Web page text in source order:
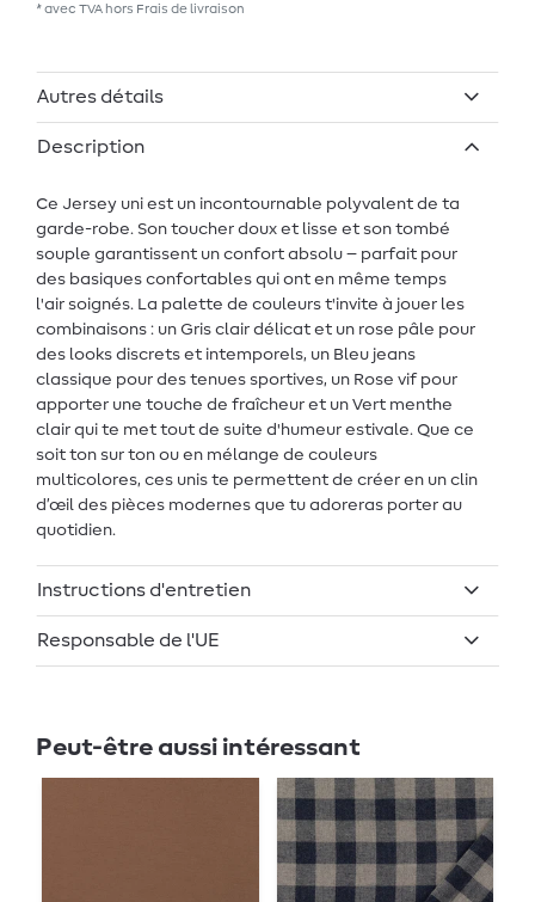
* avec TVA hors Frais de livraison
Autres détails
Description
Ce Jersey uni est un incontournable polyvalent de ta
garde-robe. Son toucher doux et lisse et son tombé
souple garantissent un confort absolu – parfait pour
des basiques confortables qui ont en même temps
l'air soignés. La palette de couleurs t'invite à jouer les
combinaisons : un Gris clair délicat et un rose pâle pour
des looks discrets et intemporels, un Bleu jeans
classique pour des tenues sportives, un Rose vif pour
apporter une touche de fraîcheur et un Vert menthe
clair qui te met tout de suite d'humeur estivale. Que ce
soit ton sur ton ou en mélange de couleurs
multicolores, ces unis te permettent de créer en un clin
d’œil des pièces modernes que tu adoreras porter au
quotidien.
Instructions d'entretien
Responsable de l'UE
Peut-être aussi intéressant